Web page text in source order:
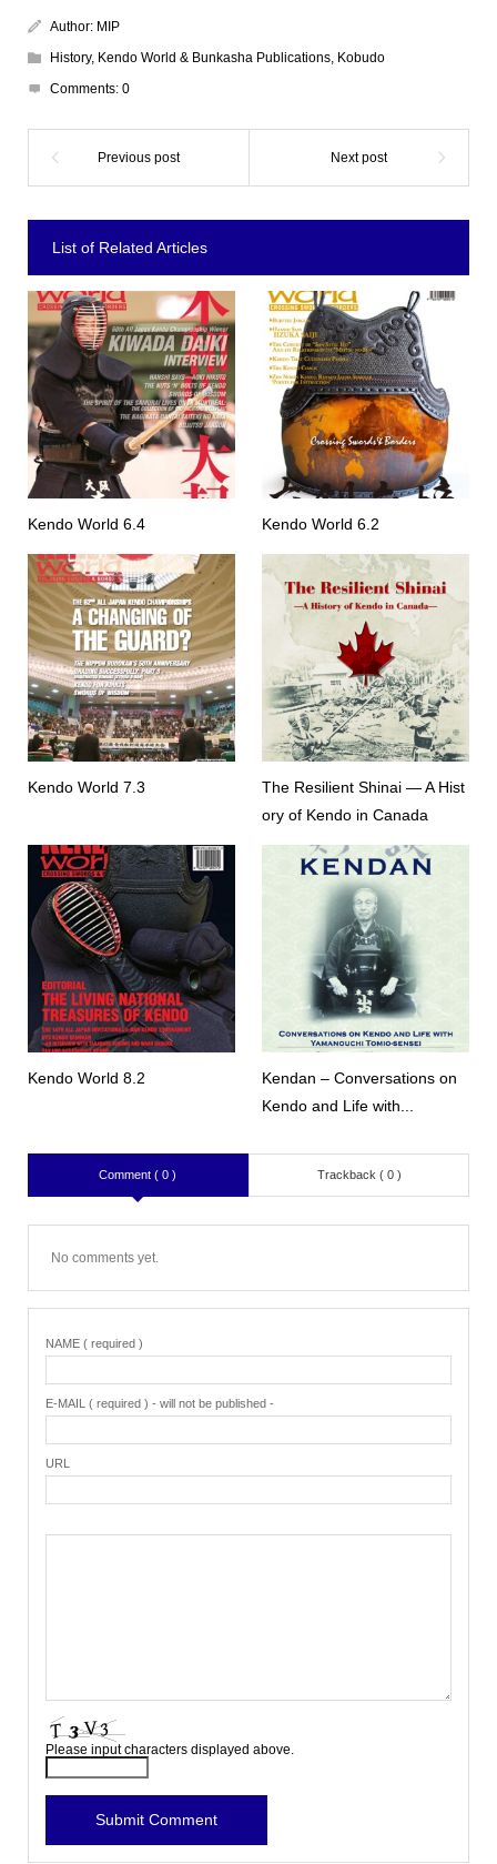
Author: MIP
History, Kendo World & Bunkasha Publications, Kobudo
Comments: 0
List of Related Articles
Kendo World 6.4 Kendo World 6.2
Kendo World 7.3
The Resilient Shinai — A Hist
ory of Kendo in Canada
Kendo World 8.2
Kendan – Conversations on
Kendo and Life with...
Comment ( 0 ) Trackback ( 0 )
No comments yet.
NAME ( required )
E-MAIL ( required ) - will not be published -
URL
Please input characters displayed above.